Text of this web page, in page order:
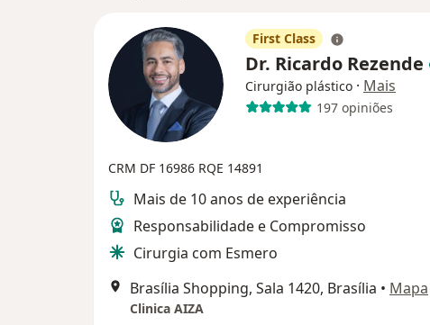
First Class
Dr. Ricardo Rezende
Cirurgião plástico · Mais
197 opiniões
CRM DF 16986 RQE 14891
Mais de 10 anos de experiência
Responsabilidade e Compromisso
Cirurgia com Esmero
Brasília Shopping, Sala 1420, Brasília • Mapa
Clinica AIZA